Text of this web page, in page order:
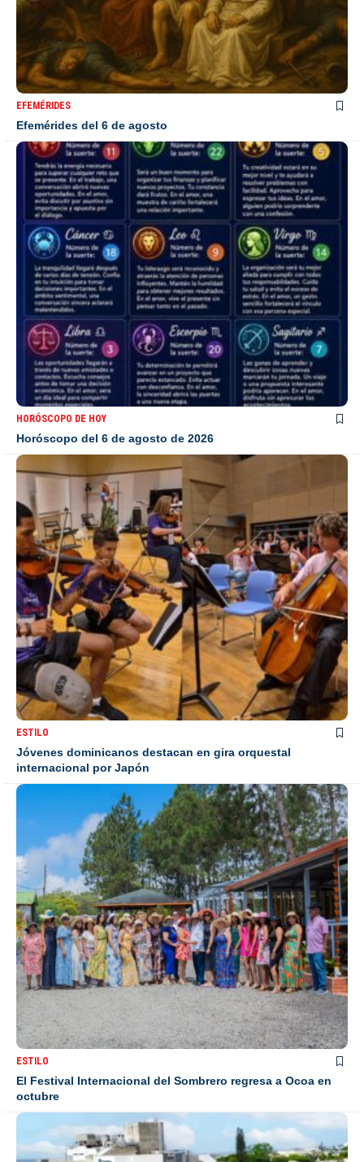
EFEMÉRIDES
Efemérides del 6 de agosto
HORÓSCOPO DE HOY
Horóscopo del 6 de agosto de 2026
ESTILO
Jóvenes dominicanos destacan en gira orquestal
internacional por Japón
ESTILO
El Festival Internacional del Sombrero regresa a Ocoa en
octubre